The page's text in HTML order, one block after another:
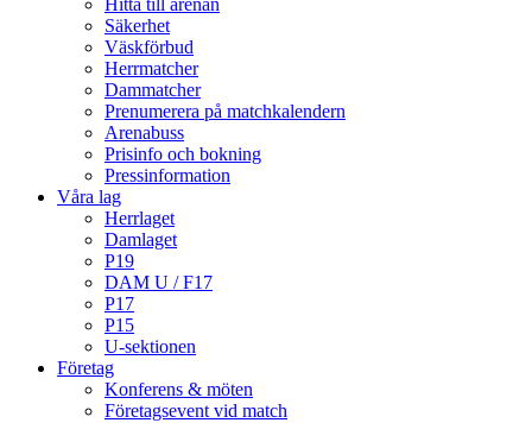
Hitta till arenan
Säkerhet
Väskförbud
Herrmatcher
Dammatcher
Prenumerera på matchkalendern
Arenabuss
Prisinfo och bokning
Pressinformation
Våra lag
Herrlaget
Damlaget
P19
DAM U / F17
P17
P15
U-sektionen
Företag
Konferens & möten
Företagsevent vid match